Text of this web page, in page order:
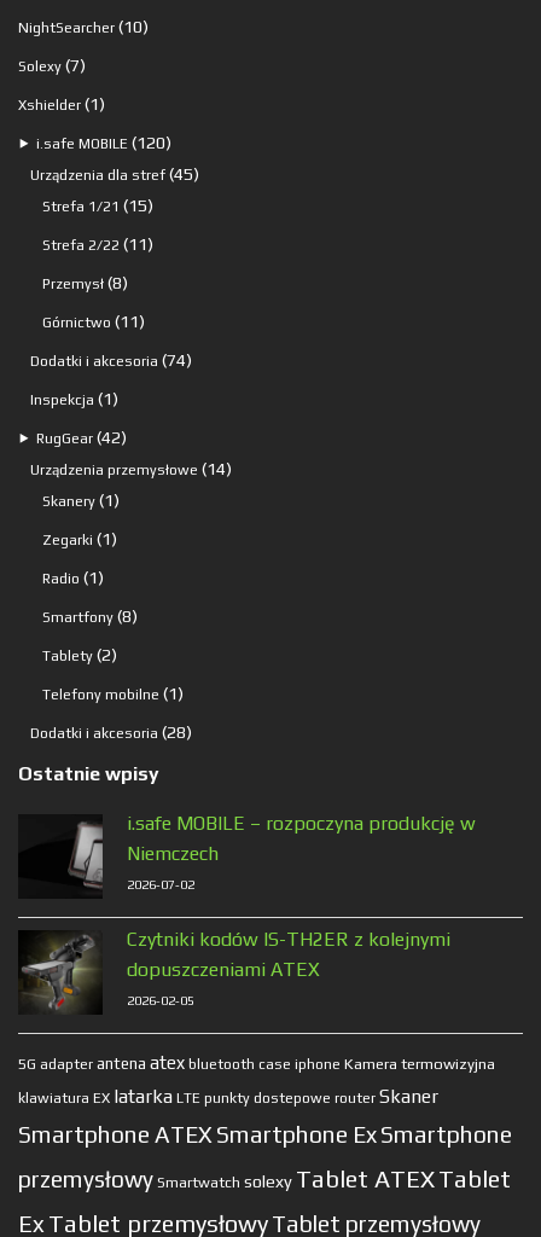
produkty
NightSearcher 1010
Solexy 77
produktów
Xshielder 11
produkt
⯈ i.safe MOBILE 120120
produktów
Urządzenia dla stref 4545
Strefa 1/21 1515
produktów
Strefa 2/22 1111
Przemysł 88
produktów
Górnictwo 1111
produktów
Dodatki i akcesoria 7474
Inspekcja 11
produkt
⯈ RugGear 4242
produkty
Urządzenia przemysłowe 1414
Skanery 11
produkt
Zegarki 11
Radio 11
produkt
Smartfony 88
Tablety 22
produkty
Telefony mobilne 11
produkt
Dodatki i akcesoria 2828
Ostatnie wpisy
i.safe MOBILE – rozpoczyna produkcję w
Niemczech
2026-07-02
Czytniki kodów IS-TH2ER z kolejnymi
dopuszczeniami ATEX
2026-02-05
5G adapter antena atex bluetooth case iphone Kamera termowizyjna
klawiatura EX latarka LTE punkty dostepowe router Skaner
Smartphone ATEX Smartphone ExSmartphone
przemysłowy Smartwatch solexy Tablet ATEXTablet
Ex Tablet przemysłowyTablet przemysłowy